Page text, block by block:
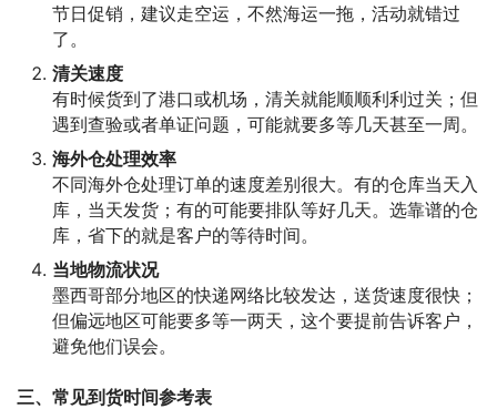
节日促销，建议走空运，不然海运一拖，活动就错过
了。
清关速度
有时候货到了港口或机场，清关就能顺顺利利过关；但
遇到查验或者单证问题，可能就要多等几天甚至一周。
海外仓处理效率
不同海外仓处理订单的速度差别很大。有的仓库当天入
库，当天发货；有的可能要排队等好几天。选靠谱的仓
库，省下的就是客户的等待时间。
当地物流状况
墨西哥部分地区的快递网络比较发达，送货速度很快；
但偏远地区可能要多等一两天，这个要提前告诉客户，
避免他们误会。
三、常见到货时间参考表